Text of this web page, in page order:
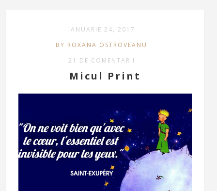
IANUARIE 24, 2017
BY ROXANA OSTROVEANU
21 DE COMENTARII
Micul Print